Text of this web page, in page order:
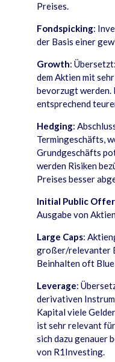
Preises.
Fondspicking:
der Basis einer
Growth:
dem Aktien mit
bevorzugt werden.
entsprechend
Hedging:
Termingeschäfts,
Grundgeschäfts
werden Risiken
Preises besser
Initial Public
Ausgabe von
Large Caps:
großer/relevanter
Beinhalten oft
Leverage:
derivativen
Kapital viele
ist sehr relevant
sich dazu genauer
von R1Investing.